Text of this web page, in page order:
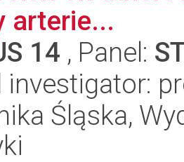
arterie...
14 , Panel:
investigator:
Śląska,